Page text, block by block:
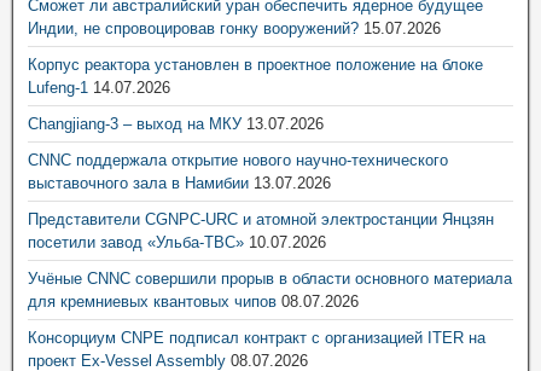
Сможет ли австралийский уран обеспечить ядерное будущее
Индии, не спровоцировав гонку вооружений? 15.07.2026
Корпус реактора установлен в проектное положение на блоке
Lufeng-1 14.07.2026
Changjiang-3 – выход на МКУ 13.07.2026
CNNC поддержала открытие нового научно-технического
выставочного зала в Намибии 13.07.2026
Представители CGNPC-URC и атомной электростанции Янцзян
посетили завод «Ульба-ТВС» 10.07.2026
Учёные CNNC совершили прорыв в области основного материала
для кремниевых квантовых чипов 08.07.2026
Консорциум CNPE подписал контракт с организацией ITER на
проект Ex-Vessel Assembly 08.07.2026